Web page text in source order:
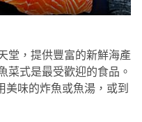
堂，提供豐富的新鮮海產
菜式是最受歡迎的食品。
美味的炸魚或魚湯，或到